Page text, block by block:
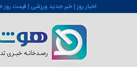
اخبار روز | خبر جدید ورزشی | قیمت روز